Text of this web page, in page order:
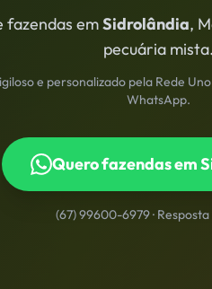
fazendas emSidrolândia,
pecuária mista.
e personalizado pela Rede
WhatsApp.
Quero fazendas em
(67) 99600-6979·